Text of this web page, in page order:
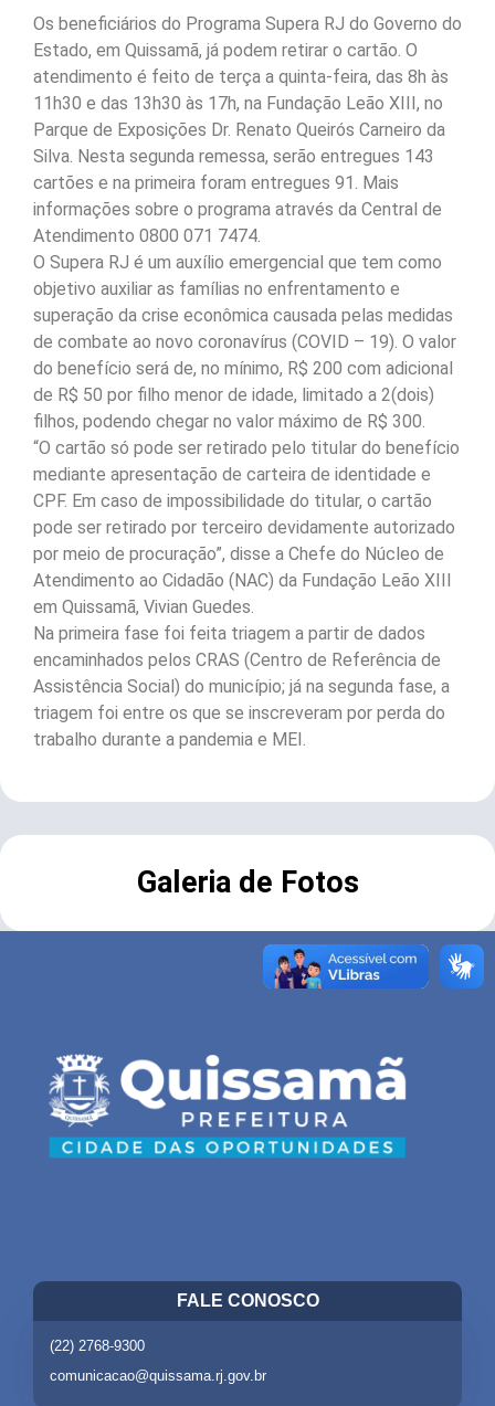
Os beneficiários do Programa Supera RJ do Governo do
Estado, em Quissamã, já podem retirar o cartão. O
atendimento é feito de terça a quinta-feira, das 8h às
11h30 e das 13h30 às 17h, na Fundação Leão XIII, no
Parque de Exposições Dr. Renato Queirós Carneiro da
Silva. Nesta segunda remessa, serão entregues 143
cartões e na primeira foram entregues 91. Mais
informações sobre o programa através da Central de
Atendimento 0800 071 7474.
O Supera RJ é um auxílio emergencial que tem como
objetivo auxiliar as famílias no enfrentamento e
superação da crise econômica causada pelas medidas
de combate ao novo coronavírus (COVID – 19). O valor
do benefício será de, no mínimo, R$ 200 com adicional
de R$ 50 por filho menor de idade, limitado a 2(dois)
filhos, podendo chegar no valor máximo de R$ 300.
“O cartão só pode ser retirado pelo titular do benefício
mediante apresentação de carteira de identidade e
CPF. Em caso de impossibilidade do titular, o cartão
pode ser retirado por terceiro devidamente autorizado
por meio de procuração”, disse a Chefe do Núcleo de
Atendimento ao Cidadão (NAC) da Fundação Leão XIII
em Quissamã, Vivian Guedes.
Na primeira fase foi feita triagem a partir de dados
encaminhados pelos CRAS (Centro de Referência de
Assistência Social) do município; já na segunda fase, a
triagem foi entre os que se inscreveram por perda do
trabalho durante a pandemia e MEI.
Galeria de Fotos
FALE CONOSCO
(22) 2768-9300
comunicacao@quissama.rj.gov.br